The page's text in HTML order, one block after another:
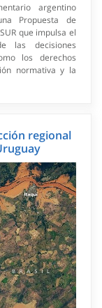
argentino
Propuesta de
que impulsa el
las decisiones
los derechos
normativa y la
regional